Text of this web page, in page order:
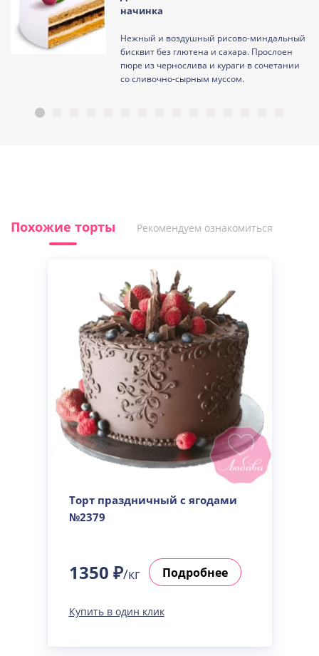
начинка
Нежный и воздушный рисово-миндальный
бисквит без глютена и сахара. Прослоен
пюре из чернослива и кураги в сочетании
со сливочно-сырным муссом.
Похожие торты Рекомендуем ознакомиться
Торт праздничный с ягодами
№2379
1350 ₽/кг Подробнее
Купить в один клик